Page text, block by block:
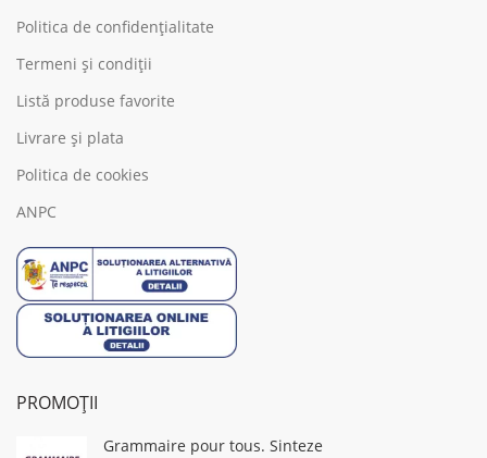
Politica de confidențialitate
Termeni și condiții
Listă produse favorite
Livrare și plata
Politica de cookies
ANPC
PROMOȚII
Grammaire pour tous. Sinteze